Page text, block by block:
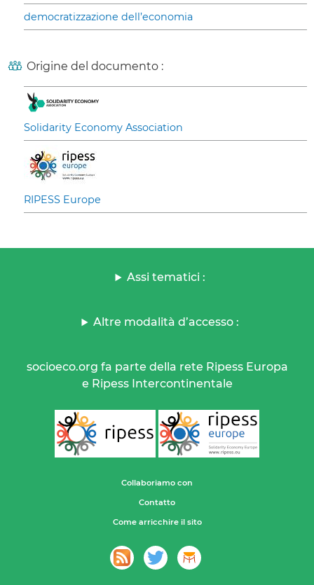
democratizzazione dell’economia
Origine del documento :
Solidarity Economy Association
RIPESS Europe
Assi tematici :
Altre modalità d’accesso :
socioeco.org fa parte della rete Ripess Europa
e Ripess Intercontinentale
Collaboriamo con
Contatto
Come arricchire il sito